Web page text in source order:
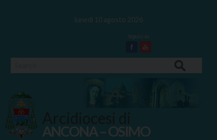
lunedì 10 agosto 2026
Facebook
Youtube
ANCONA – OSIMO